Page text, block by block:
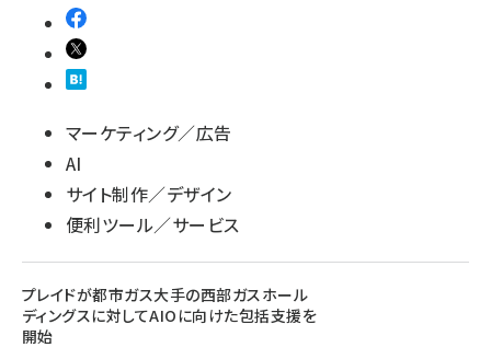
マーケティング／広告
AI
サイト制作／デザイン
便利ツール／サービス
プレイドが都市ガス大手の西部ガスホール
ディングスに対してAIOに向けた包括支援を
開始